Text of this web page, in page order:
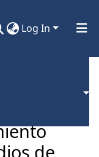
Log In
de